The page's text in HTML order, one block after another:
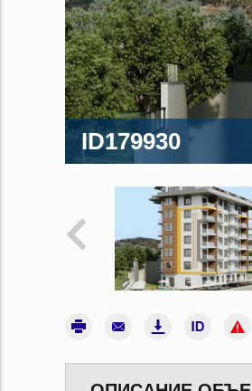
ID179930